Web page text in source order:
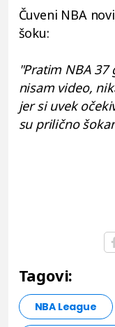
Čuveni NBA
šoku:
"Pratim NBA
nisam video,
jer si uvek
su prilično
Tagovi:
NBA League